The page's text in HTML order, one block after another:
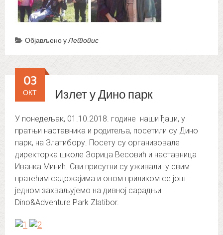
Објављено уЛетопис
Излет у Дино парк
03
ОКТ
У понедељак, 01.10.2018. године наши ђаци, у
пратњи наставника и родитеља, посетили су Дино
парк, на Златибору. Посету су организовале
директорка школе Зорица Весовић и наставница
Иванка Минић. Сви присутни су уживали у свим
пратећим садржајима и овом приликом се још
jедном захваљујемо на дивној сарадњи
Dino&Adventure Park Zlatibor.